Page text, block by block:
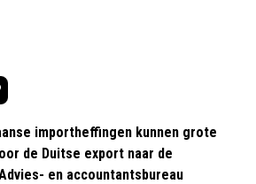
importheffingen kunnen grote
de Duitse export naar de
en accountantsbureau